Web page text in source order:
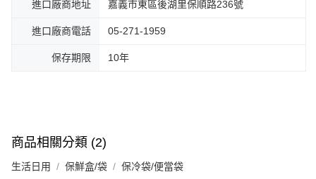
進口廠商地址 嘉義市東區後湖里保順路236號
進口廠商電話 05-271-1959
保存期限 10年
商品相關分類 (2)
生活日用 保鮮盒/袋 保冷袋/便當袋